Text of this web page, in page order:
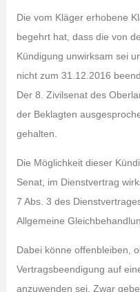
Die vom Kläger erhobene
begehrt hat, dass die von
Kündigung unwirksam sei
nicht zum 31.12.2016
Der 8. Zivilsenat des
der Beklagten
gehalten.
Die Möglichkeit dieser
Senat, im Dienstvertrag
7 Abs. 3 des
Allgemeine
Dabei könne offenbleiben,
Vertragsbeendigung auf
anzuwenden sei. Zwar